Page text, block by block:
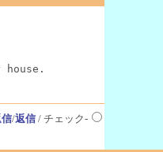
/返信/ チェック-